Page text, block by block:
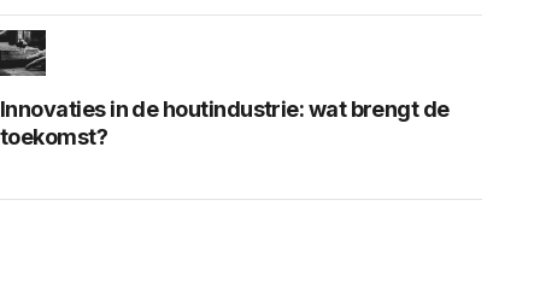
Innovaties in de houtindustrie: wat brengt de
toekomst?